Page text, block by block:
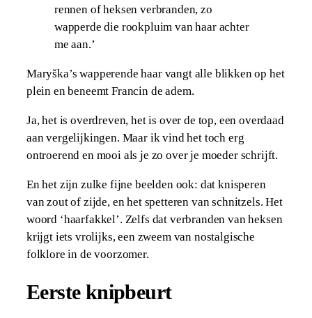
rennen of heksen verbranden, zo
wapperde die rookpluim van haar achter
me aan.’
Maryška’s wapperende haar vangt alle blikken op het
plein en beneemt Francin de adem.
Ja, het is overdreven, het is over de top, een overdaad
aan vergelijkingen. Maar ik vind het toch erg
ontroerend en mooi als je zo over je moeder schrijft.
En het zijn zulke fijne beelden ook: dat knisperen
van zout of zijde, en het spetteren van schnitzels. Het
woord ‘haarfakkel’. Zelfs dat verbranden van heksen
krijgt iets vrolijks, een zweem van nostalgische
folklore in de voorzomer.
Eerste knipbeurt